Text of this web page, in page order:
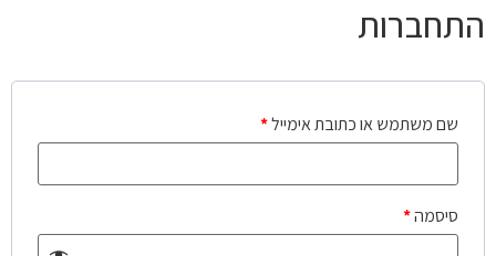
התחברות
שם משתמש או כתובת אימייל*
סיסמה*